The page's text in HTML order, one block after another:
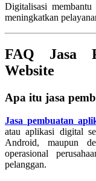
Digitalisasi
meningkatkan
FAQ Jasa
Website
Apa itu jasa
Jasa pembuatan
atau aplikasi digital
Android, maupun
operasional
pelanggan.